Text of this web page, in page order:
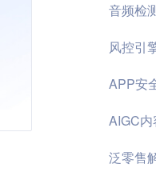
音频检
风控引
APP安
AIGC
泛零售